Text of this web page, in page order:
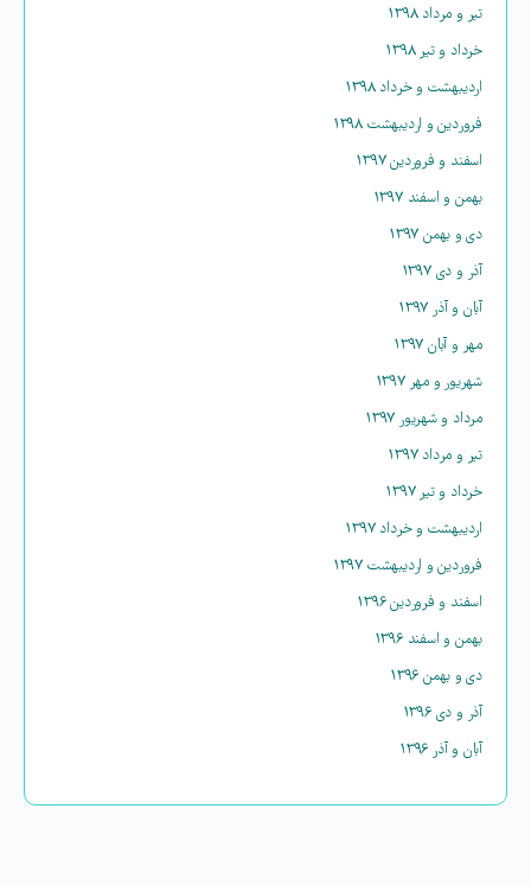
تیر و مرداد ۱۳۹۸
خرداد و تیر ۱۳۹۸
اردیبهشت و خرداد ۱۳۹۸
فروردین و اردیبهشت ۱۳۹۸
اسفند و فروردین ۱۳۹۷
بهمن و اسفند ۱۳۹۷
دی و بهمن ۱۳۹۷
آذر و دی ۱۳۹۷
آبان و آذر ۱۳۹۷
مهر و آبان ۱۳۹۷
شهریور و مهر ۱۳۹۷
مرداد و شهریور ۱۳۹۷
تیر و مرداد ۱۳۹۷
خرداد و تیر ۱۳۹۷
اردیبهشت و خرداد ۱۳۹۷
فروردین و اردیبهشت ۱۳۹۷
اسفند و فروردین ۱۳۹۶
بهمن و اسفند ۱۳۹۶
دی و بهمن ۱۳۹۶
آذر و دی ۱۳۹۶
آبان و آذر ۱۳۹۶